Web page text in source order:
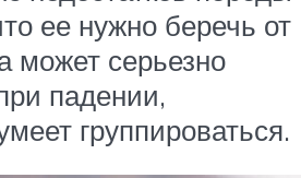
ее нужно беречь от
может серьезно
падении,
группироваться.